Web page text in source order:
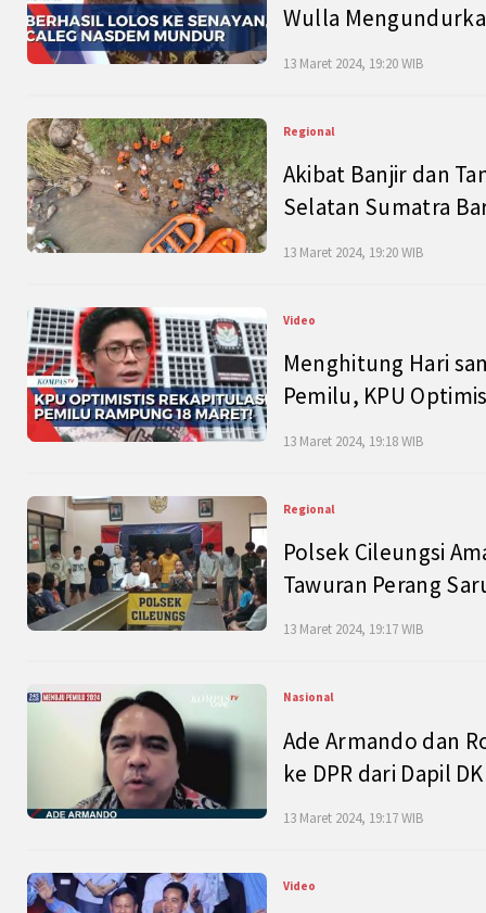
Wulla
13 Maret 2024, 19:20 WIB
Regional
Akibat Banjir dan
Selatan Sumatra
13 Maret 2024, 19:20 WIB
Video
Menghitung Hari
Pemilu, KPU
13 Maret 2024, 19:18 WIB
Regional
Polsek Cileungsi
Tawuran Perang
13 Maret 2024, 19:17 WIB
Nasional
Ade Armando dan
ke DPR dari Dapil
13 Maret 2024, 19:17 WIB
Video